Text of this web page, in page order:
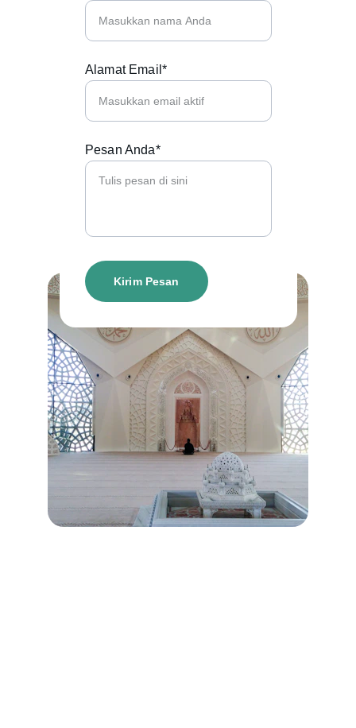
Alamat Email*
Pesan Anda*
Kirim Pesan